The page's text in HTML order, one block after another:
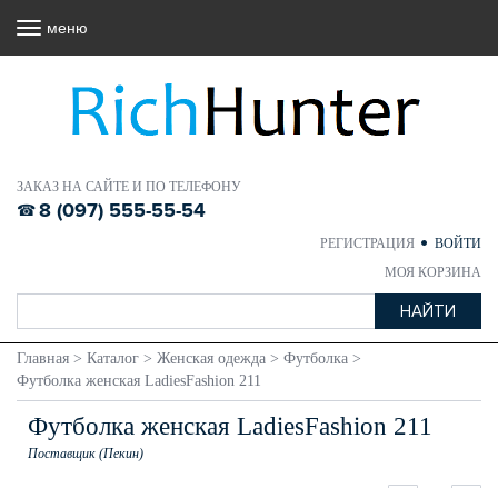
ЗАКАЗ НА САЙТЕ И ПО ТЕЛЕФОНУ
8 (097) 555-55-54
РЕГИСТРАЦИЯ
ВОЙТИ
МОЯ КОРЗИНА
меню
Главная > Каталог > Женская одежда > Футболка >
Футболка женская LadiesFashion 211
Футболка женская LadiesFashion 211
Поставщик (Пекин)